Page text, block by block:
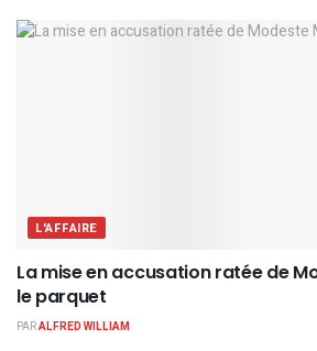
L'AFFAIRE
La mise en accusation ratée de
le parquet
PARALFRED WILLIAM